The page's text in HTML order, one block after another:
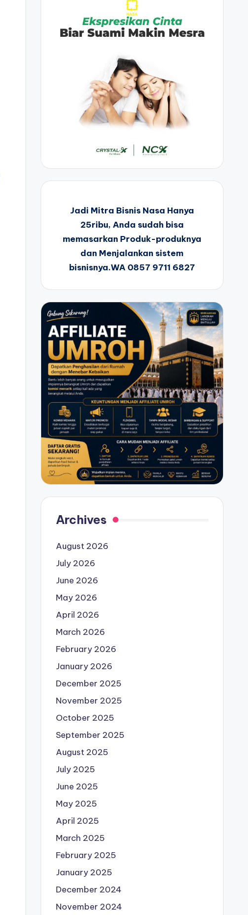
Jadi Mitra Bisnis Nasa Hanya
25ribu, Anda sudah bisa
memasarkan Produk-produknya
dan Menjalankan sistem
bisnisnya.WA 0857 9711 6827
Archives
August 2026
July 2026
June 2026
May 2026
April 2026
March 2026
February 2026
January 2026
December 2025
November 2025
October 2025
September 2025
August 2025
July 2025
June 2025
May 2025
April 2025
March 2025
February 2025
January 2025
December 2024
November 2024